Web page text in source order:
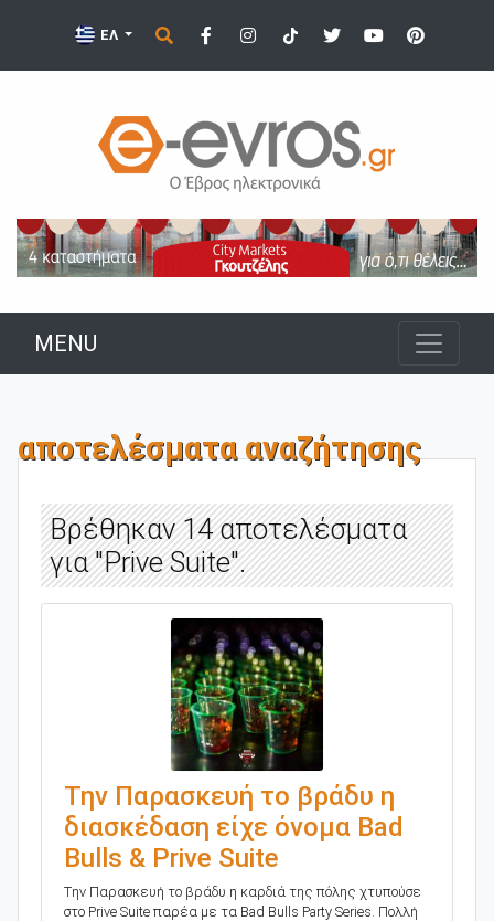
ΕΛ
MENU
αποτελέσματα αναζήτησης
Βρέθηκαν 14 αποτελέσματα
για "Prive Suite".
Την Παρασκευή το βράδυ η
διασκέδαση είχε όνομα Bad
Bulls & Prive Suite
Tην Παρασκευή το βράδυ η καρδιά της πόλης χτυπούσε
στο Prive Suite παρέα με τα Bad Bulls Party Series. Πολλή